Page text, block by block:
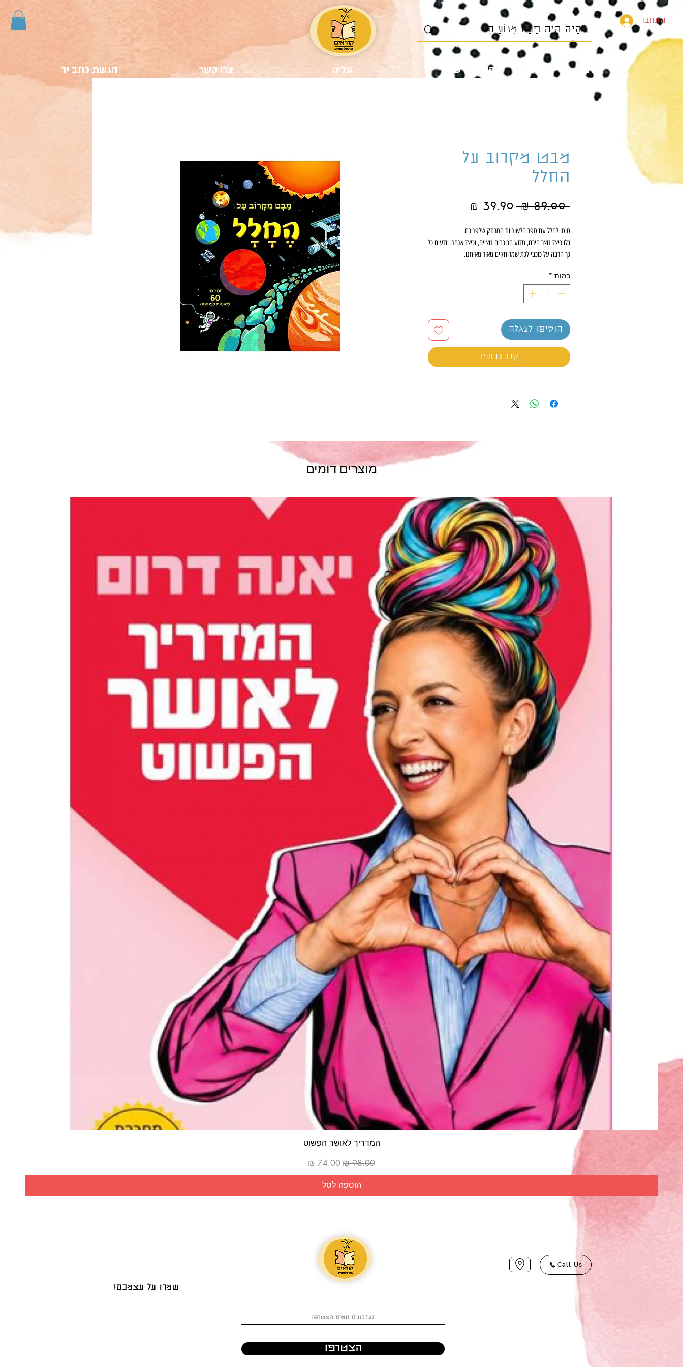
התחבר
הגשת כתב יד צרו קשר עלינו הספרים שלנו בית
מבט מקרוב על
החלל
‏89.00 ‏₪
מחיר
טוסו לחלל עם ספר הלשוניות המרתק שלפניכם.
גלו כיצד נוצר הירח, מדוע הכוכבים נוציים, וכיצד אנחנו יודעים כל
כך הרבה על כוכבי לכת שמרוחקים מאוד מאיתנו.
עוד בסדרת מבט מקרוב: על המדע, על עולם הדינוזאורים,
, על הגוף שלנו, כיצד הדברים פועלים, על גוף האדם, לוח
הכפל, שאלות תשובות כללי,שאלות ותשובות על
האדם, שאלות ותשובות על החלל.
כמות *
הוסיפו לעגלה
קנו עכשיו
מוצרים דומים
תצוגה מהירה
המדריך לאושר הפשוט
מחיר רגילמחיר מבצע
הוספה לסל
שמרו על עצמכם!
Call Us
הצטרפו